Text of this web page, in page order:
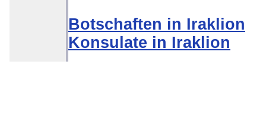
Botschaften in Iraklion
Konsulate in Iraklion